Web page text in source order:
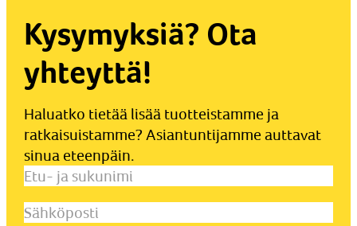
Kysymyksiä? Ota
yhteyttä!
Haluatko tietää lisää tuotteistamme ja
ratkaisuistamme? Asiantuntijamme auttavat
sinua eteenpäin.
Etu-
sukunimi(Pakollinen)
Sähköposti